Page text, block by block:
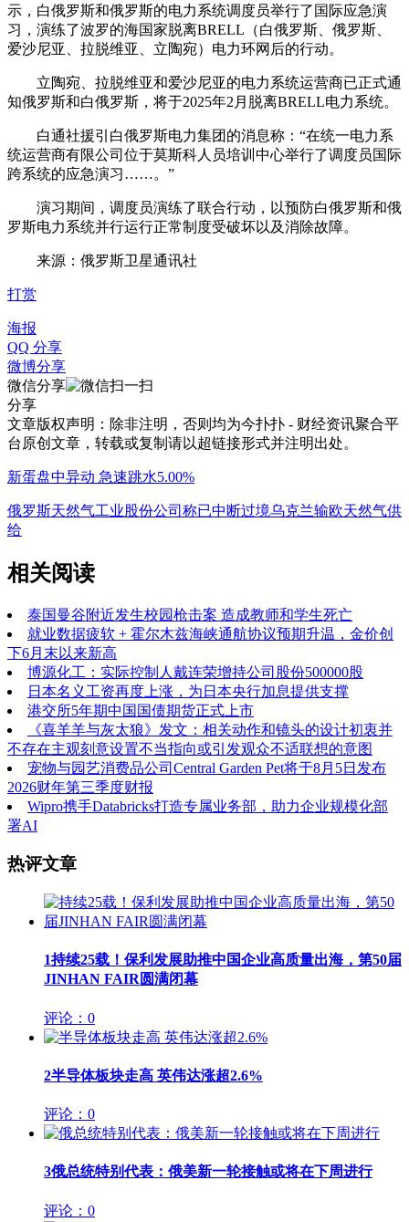
示，白俄罗斯和俄罗斯的电力系统调度员举行了国际应急演
习，演练了波罗的海国家脱离BRELL（白俄罗斯、俄罗斯、
爱沙尼亚、拉脱维亚、立陶宛）电力环网后的行动。
立陶宛、拉脱维亚和爱沙尼亚的电力系统运营商已正式通
知俄罗斯和白俄罗斯，将于2025年2月脱离BRELL电力系统。
白通社援引白俄罗斯电力集团的消息称：“在统一电力系
统运营商有限公司位于莫斯科人员培训中心举行了调度员国际
跨系统的应急演习……。”
演习期间，调度员演练了联合行动，以预防白俄罗斯和俄
罗斯电力系统并行运行正常制度受破坏以及消除故障。
来源：俄罗斯卫星通讯社
打赏
海报
QQ 分享
微博分享
微信分享
分享
文章版权声明：除非注明，否则均为今扑扑 - 财经资讯聚合平
台 原创文章，转载或复制请以超链接形式并注明出处。
新蛋盘中异动 急速跳水5.00%
俄罗斯天然气工业股份公司称已中断过境乌克兰输欧天然气供
给
相关阅读
泰国曼谷附近发生校园枪击案 造成教师和学生死亡
就业数据疲软 + 霍尔木兹海峡通航协议预期升温，金价创
下6月末以来新高
博源化工：实际控制人戴连荣增持公司股份500000股
日本名义工资再度上涨，为日本央行加息提供支撑
港交所5年期中国国债期货正式上市
《喜羊羊与灰太狼》发文：相关动作和镜头的设计初衷并
不存在主观刻意设置不当指向或引发观众不适联想的意图
宠物与园艺消费品公司Central Garden Pet将于8月5日发布
2026财年第三季度财报
Wipro携手Databricks打造专属业务部，助力企业规模化部
署AI
热评文章
1持续25载！保利发展助推中国企业高质量出海，第50届
JINHAN FAIR圆满闭幕
评论：0
2半导体板块走高 英伟达涨超2.6%
评论：0
3俄总统特别代表：俄美新一轮接触或将在下周进行
评论：0